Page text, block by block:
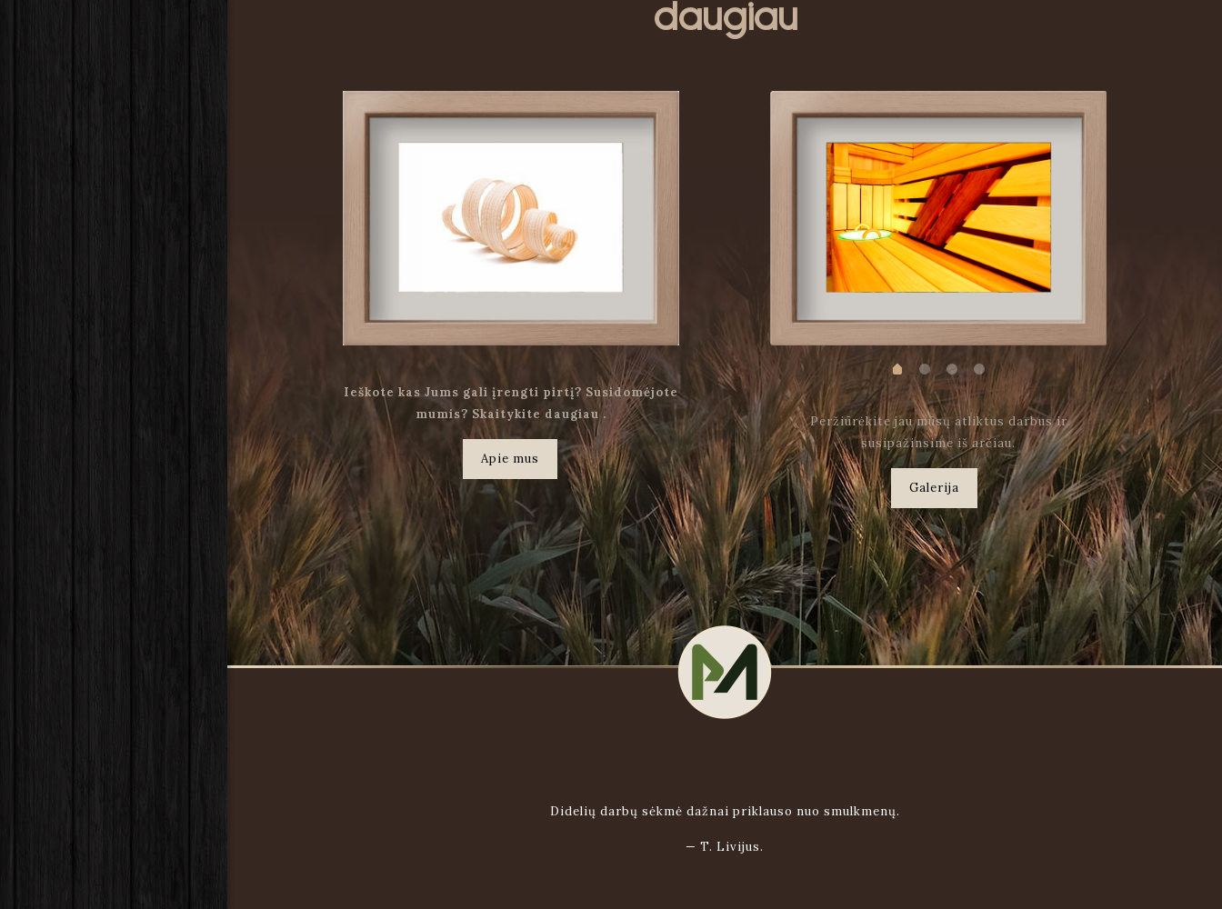
daugiau
Ieškote kas Jums gali įrengti pirtį? Susidomėjote
mumis? Skaitykite daugiau .
.
Apie mus
Peržiūrėkite jau mūsų atliktus darbus ir
susipažinsime iš arčiau.
Galerija
Didelių darbų sėkmė dažnai priklauso nuo smulkmenų.
— T. Livijus.